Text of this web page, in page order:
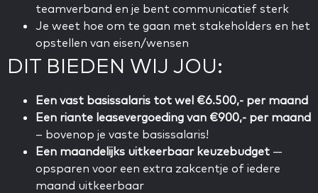
teamverband en je bent communicatief sterk
Je weet hoe om te gaan met stakeholders en het
opstellen van eisen/wensen
DIT BIEDEN WIJ JOU:
Een vast basissalaris tot wel €6.500,- per maand
Een riante leasevergoeding van €900,- per maand
– bovenop je vaste basissalaris!
Een maandelijks uitkeerbaar keuzebudget —
opsparen voor een extra zakcentje of iedere
maand uitkeerbaar